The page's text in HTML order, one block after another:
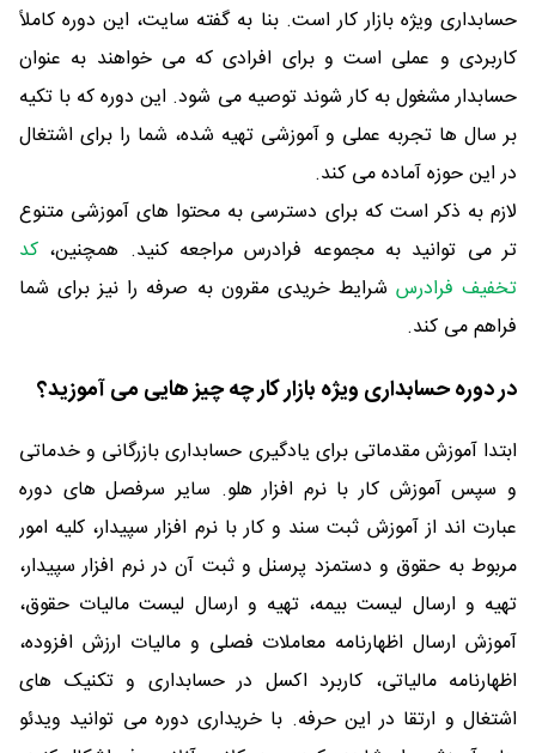
حسابداری ویژه بازار کار است. بنا به گفته سایت، این دوره کاملاً
کاربردی و عملی است و برای افرادی که می خواهند به عنوان
حسابدار مشغول به کار شوند توصیه می شود. این دوره که با تکیه
بر سال ها تجربه عملی و آموزشی تهیه شده، شما را برای اشتغال
در این حوزه آماده می کند.
لازم به ذکر است که برای دسترسی به محتوا های آموزشی متنوع
تر می توانید به مجموعه فرادرس مراجعه کنید. همچنین، کد
تخفیف فرادرس شرایط خریدی مقرون به صرفه را نیز برای شما
فراهم می کند.
در دوره حسابداری ویژه بازار کار چه چیز هایی می آموزید؟
ابتدا آموزش مقدماتی برای یادگیری حسابداری بازرگانی و خدماتی
و سپس آموزش کار با نرم افزار هلو. سایر سرفصل های دوره
عبارت اند از آموزش ثبت سند و کار با نرم افزار سپیدار، کلیه امور
مربوط به حقوق و دستمزد پرسنل و ثبت آن در نرم افزار سپیدار،
تهیه و ارسال لیست بیمه، تهیه و ارسال لیست مالیات حقوق،
آموزش ارسال اظهارنامه معاملات فصلی و مالیات ارزش افزوده،
اظهارنامه مالیاتی، کاربرد اکسل در حسابداری و تکنیک های
اشتغال و ارتقا در این حرفه. با خریداری دوره می توانید ویدئو